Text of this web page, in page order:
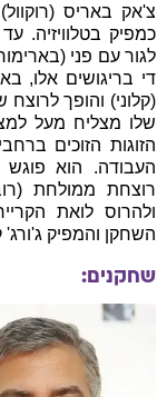
צ'אק באריס
כמפיק בטלוויזיה.
לגור עם פני
(קלוני) והופך
שלו מצליח מעל
הזוגות הזוכים
העבודה. הוא פוגש
רוצחת ממולחת
ולהרוס לואת
השחקן והמפיק ג'ורג'
שחקנים: